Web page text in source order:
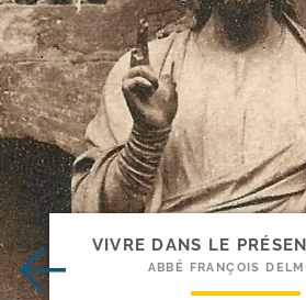
VIVRE DANS LE
ABBÉ FRANÇOIS